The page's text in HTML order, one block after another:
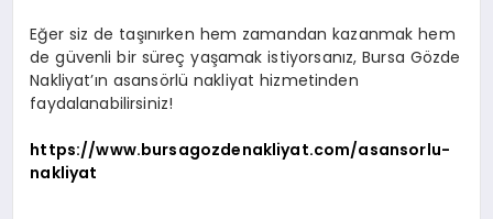
Eğer siz de taşınırken hem zamandan kazanmak hem
de güvenli bir süreç yaşamak istiyorsanız, Bursa Gözde
Nakliyat’ın asansörlü nakliyat hizmetinden
faydalanabilirsiniz!
https://www.bursagozdenakliyat.com/asansorlu-
nakliyat